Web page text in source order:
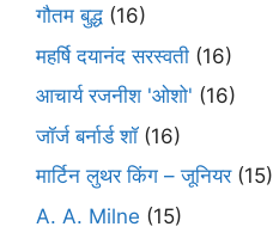
गौतम बुद्ध (16)
महर्षि दयानंद सरस्वती (16)
आचार्य रजनीश 'ओशो' (16)
जॉर्ज बर्नार्ड शॉ(16)
मार्टिन लुथर किंग – जूनियर(15)
A. A. Milne (15)